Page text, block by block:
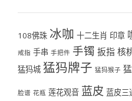
108佛珠 冰咖 十二生肖 印章
戒指 手串 手把件 手镯 扳指 核
猛犸城 猛犸牌子 猛犸猴子
脸谱 花瓶 莲花观音 蓝皮 蓝皮三